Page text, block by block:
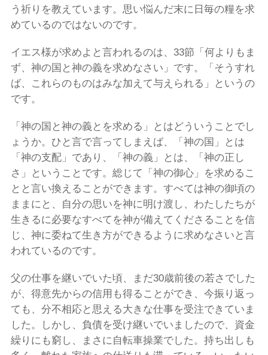
う祈りを教えています。思い悩んだ末に日毎の糧を求
めているのではないのです。
イエス様が求めよと言われるのは、33節「何よりもま
ず、神の国と神の義を求めなさい」です。「そうすれ
ば、これらのものはみな加えて与えられる」というの
です。
「神の国と神の義とを求める」とはどういうことでし
ょうか。ひと言で言ってしまえば、「神の国」とは
「神の支配」であり、「神の義」とは、「神の正し
さ」ということです。総じて「神の御心」を求めるこ
とと言い換えることができます。すべては神の御頃の
ままにと、自分の思いを神に明け渡し、わたしたちが
生きるに必要なすべてを神が備えてくださることを信
じ、神に委ねて生き方ができるように求めなさいと言
われているのです。
父の仕事を継いでいた頃、まだ30歳前後の若さでした
が、得意先からの信用も得ることができ、今振り返っ
ても、分不相応と思える大きな仕事を受注できていま
した。しかし、負債を受け継いでいましたので、資金
繰りにも窮し、まさに自転車操業でした。持ち出しも